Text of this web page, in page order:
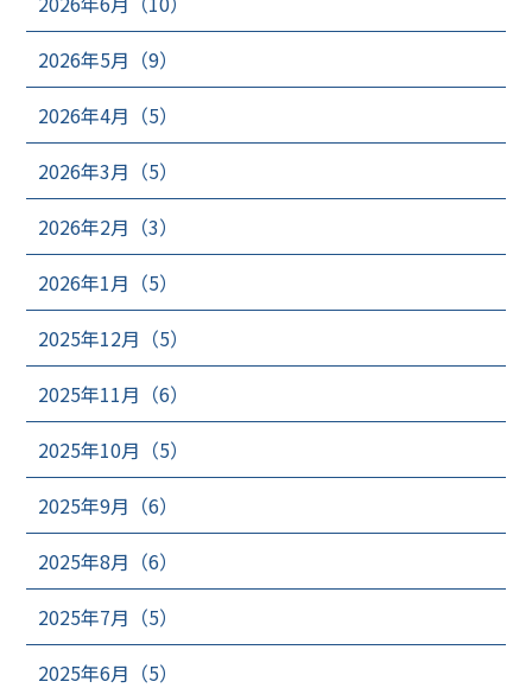
2026年5月（9）
2026年4月（5）
2026年3月（5）
2026年2月（3）
2026年1月（5）
2025年12月（5）
2025年11月（6）
2025年10月（5）
2025年9月（6）
2025年8月（6）
2025年7月（5）
2025年6月（5）